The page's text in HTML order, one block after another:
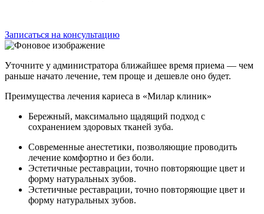
Записаться на консультацию
Уточните у администратора ближайшее время приема — чем
раньше начато лечение, тем проще и дешевле оно будет.
Преимущества лечения кариеса в «Милар клиник»
Бережный, максимально щадящий подход с
сохранением здоровых тканей зуба.
Современные анестетики, позволяющие проводить
лечение комфортно и без боли.
Эстетичные реставрации, точно повторяющие цвет и
форму натуральных зубов.
Эстетичные реставрации, точно повторяющие цвет и
форму натуральных зубов.